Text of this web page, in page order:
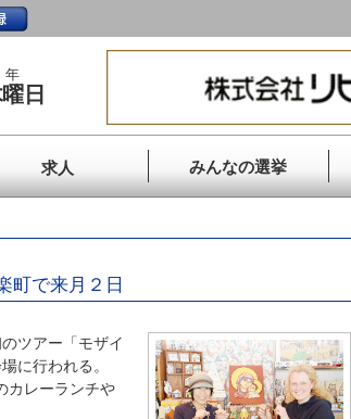
年
日
求人 みんなの選挙
町で来月２日
ツアー「モザイ
場に行われる。
カレーランチや